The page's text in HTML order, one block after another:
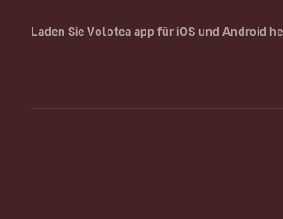
Laden Sie Volotea app für iOS und Android